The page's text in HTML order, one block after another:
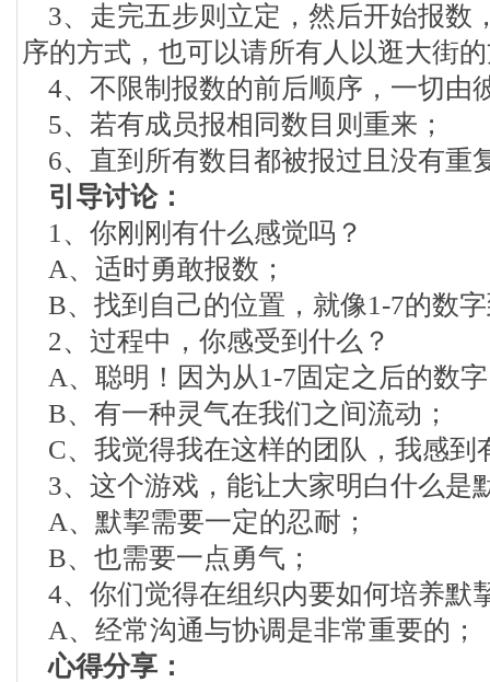
3、走完五步则立定，然后开始报数
序的方式，也可以请所有人以逛大街
4、不限制报数的前后顺序，一切由
5、若有成员报相同数目则重来；
6、直到所有数目都被报过且没有重
引导讨论：
1、你刚刚有什么感觉吗？
A、适时勇敢报数；
B、找到自己的位置，就像1-7的数
2、过程中，你感受到什么？
A、聪明！因为从1-7固定之后的数
B、有一种灵气在我们之间流动；
C、我觉得我在这样的团队，我感到
3、这个游戏，能让大家明白什么是
A、默挈需要一定的忍耐；
B、也需要一点勇气；
4、你们觉得在组织内要如何培养默
A、经常沟通与协调是非常重要的；
心得分享：